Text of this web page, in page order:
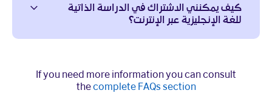
كيف يمكنني الاشتراك في الدراسة الذاتية
للغة الإنجليزية عبر الإنترنت؟
If you need more information you can consult
thecomplete FAQs section